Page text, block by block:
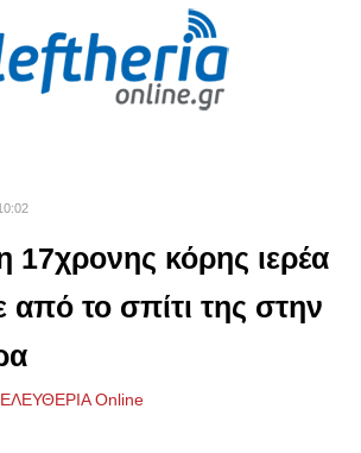
17χρονης κόρης ιερέα
το σπίτι της στην
ΕΛΕΥΘΕΡΙΑ Online